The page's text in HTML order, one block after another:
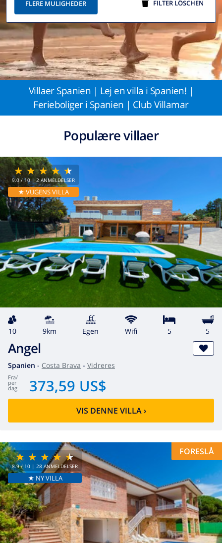
FLERE MULIGHEDER FILTER LÖSCHEN
Villaer Spanien | Lej en villa i Spanien! |
Ferieboliger i Spanien | Club Villamar
Populære villaer
9.0 / 10 | 2 ANMELDELSER
★ VUGENS VILLA
10 9km egen wifi 5 5
Angel
Spanien - Costa Brava - Vidreres
fra/
per
dag 373,59 US$
VIS DENNE VILLA›
8.9/ 10 | 28 ANMELDELSER
★ NY VILLA
FORESLÅ